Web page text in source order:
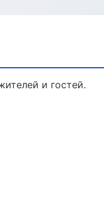
и гостей.